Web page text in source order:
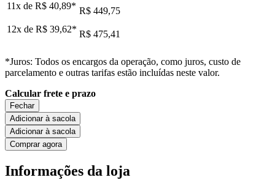
11x de R$ 40,89* R$ 449,75
12x de R$ 39,62* R$ 475,41
*Juros: Todos os encargos da operação, como juros, custo de
parcelamento e outras tarifas estão incluídas neste valor.
Calcular frete e prazo
Fechar
Adicionar à sacola
Adicionar à sacola
Comprar agora
Informações da loja